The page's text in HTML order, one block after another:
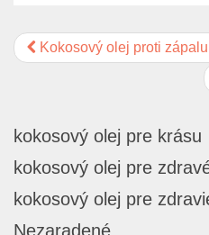
Kokosový olej proti
kokosový olej pre krásu
kokosový olej pre
kokosový olej pre
Nezaradené